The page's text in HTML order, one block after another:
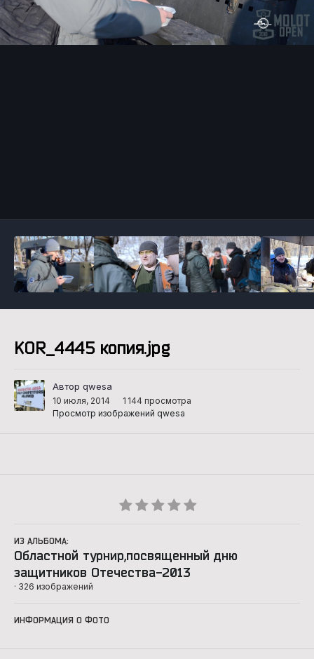
KOR_4445 копия.jpg
Автор qwesa
10 июля, 2014
1 144 просмотра
Просмотр изображений qwesa
ИЗ АЛЬБОМА:
Областной турнир,посвященный дню
защитников Отечества-2013
· 326 изображений
ИНФОРМАЦИЯ О ФОТО